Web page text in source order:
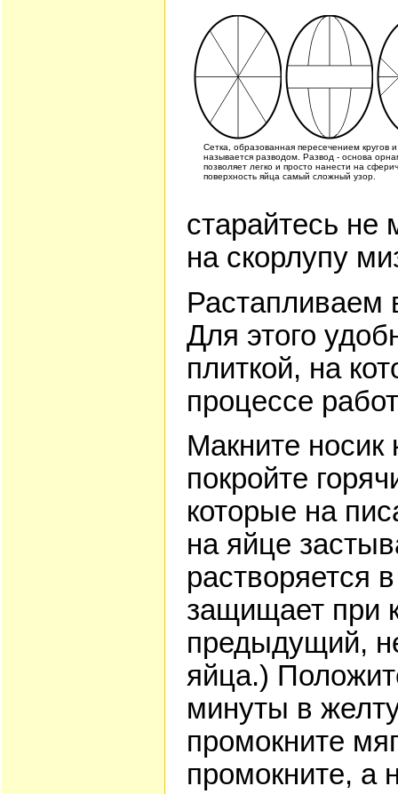
Сетка, образованная пересечением кругов
называется разводом. Развод - основа
позволяет легко и просто нанести на
поверхность яйца самый сложный узор.
старайтесь не
на скорлупу
Растапливаем
Для этого
плиткой, на
процессе
Макните носик
покройте
которые на
на яйце
растворяется
защищает при
предыдущий,
яйца.)
минуты в
промокните
промокните, а